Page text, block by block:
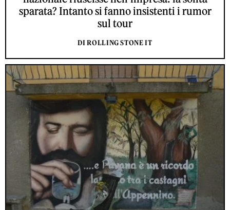
sparata? Intanto si fanno insistenti i rumor
sul tour
DI ROLLING STONE IT